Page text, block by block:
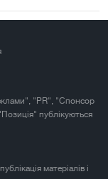
"PR", "Спонсор
публікуються
матеріалів і